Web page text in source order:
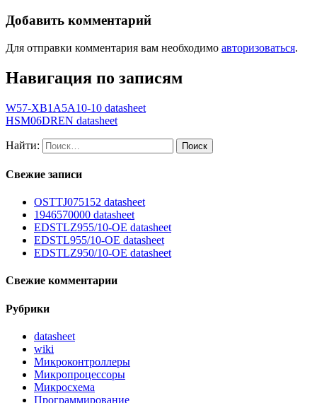
Добавить комментарий
Для отправки комментария вам необходимо авторизоваться.
Навигация по записям
W57-XB1A5A10-10 datasheet
HSM06DREN datasheet
Найти:
Свежие записи
OSTTJ075152 datasheet
1946570000 datasheet
EDSTLZ955/10-OE datasheet
EDSTL955/10-OE datasheet
EDSTLZ950/10-OE datasheet
Свежие комментарии
Рубрики
datasheet
wiki
Микроконтроллеры
Микропроцессоры
Микросхема
Программирование